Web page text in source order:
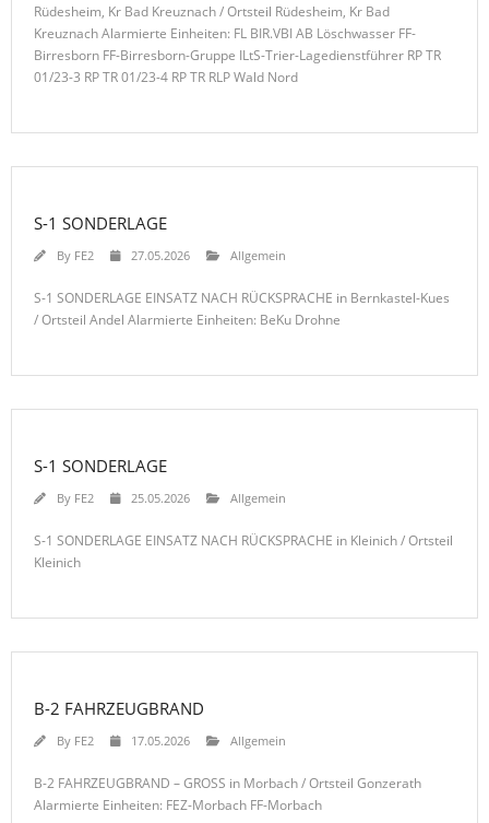
Rüdesheim, Kr Bad Kreuznach / Ortsteil Rüdesheim, Kr Bad
Kreuznach Alarmierte Einheiten: FL BIR.VBI AB Löschwasser FF-
Birresborn FF-Birresborn-Gruppe ILtS-Trier-Lagedienstführer RP TR
01/23-3 RP TR 01/23-4 RP TR RLP Wald Nord
S-1 SONDERLAGE
By FE2 27.05.2026 Allgemein
S-1 SONDERLAGE EINSATZ NACH RÜCKSPRACHE in Bernkastel-Kues
/ Ortsteil Andel Alarmierte Einheiten: BeKu Drohne
S-1 SONDERLAGE
By FE2 25.05.2026 Allgemein
S-1 SONDERLAGE EINSATZ NACH RÜCKSPRACHE in Kleinich / Ortsteil
Kleinich
B-2 FAHRZEUGBRAND
By FE2 17.05.2026 Allgemein
B-2 FAHRZEUGBRAND – GROSS in Morbach / Ortsteil Gonzerath
Alarmierte Einheiten: FEZ-Morbach FF-Morbach